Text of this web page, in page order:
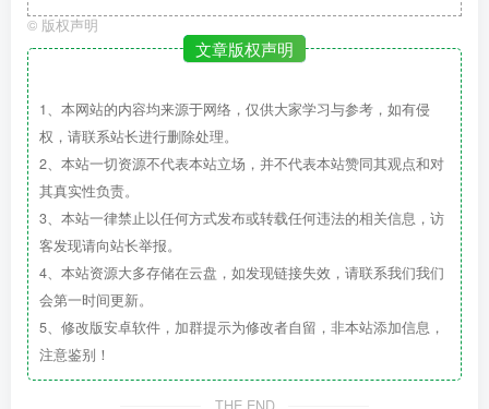
© 版权声明
文章版权声明
1、本网站的内容均来源于网络，仅供大家学习与参考，如有侵
权，请联系站长进行删除处理。
2、本站一切资源不代表本站立场，并不代表本站赞同其观点和对
其真实性负责。
3、本站一律禁止以任何方式发布或转载任何违法的相关信息，访
客发现请向站长举报。
4、本站资源大多存储在云盘，如发现链接失效，请联系我们我们
会第一时间更新。
5、修改版安卓软件，加群提示为修改者自留，非本站添加信息，
注意鉴别！